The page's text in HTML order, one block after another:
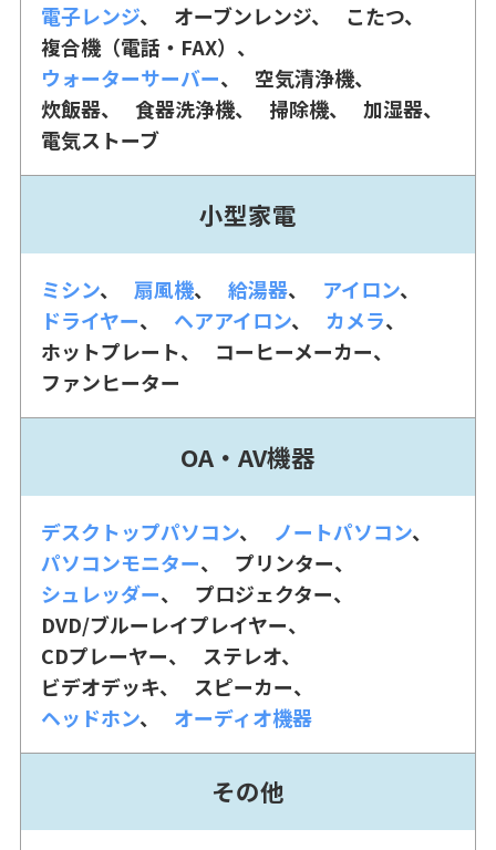
電子レンジ オーブンレンジ
こたつ
複合機（電話・FAX）
ウォーターサーバー
空気清浄機
炊飯器
食器洗浄機 掃除機
加湿器
電気ストーブ
小型家電
ミシン 扇風機 給湯器
アイロン
ドライヤー
ヘアアイロン
カメラ
ホットプレート
コーヒーメーカー
ファンヒーター
OA・AV機器
デスクトップパソコン
ノートパソコン
パソコンモニター
プリンター
シュレッダー
プロジェクター
DVD/ブルーレイプレイヤー
CDプレーヤー
ステレオ
ビデオデッキ
スピーカー
ヘッドホン
オーディオ機器
その他